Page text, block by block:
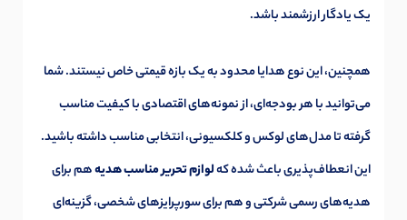
یک یادگار ارزشمند باشد.
همچنین، این نوع هدایا محدود به یک بازه قیمتی خاص نیستند. شما
می‌توانید با هر بودجه‌ای، از نمونه‌های اقتصادی با کیفیت مناسب
گرفته تا مدل‌های لوکس و کلکسیونی، انتخابی مناسب داشته باشید.
این انعطاف‌پذیری باعث شده کهلوازم تحریر مناسب هدیههم برای
هدیه‌های رسمی شرکتی و هم برای سورپرایزهای شخصی، گزینه‌ای